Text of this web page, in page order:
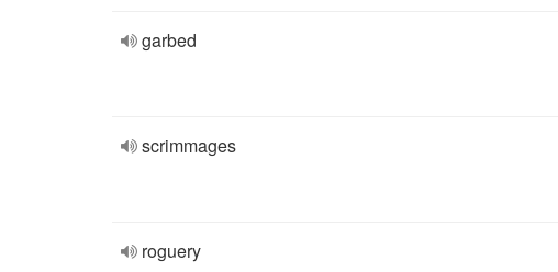
garbed
scrimmages
roguery